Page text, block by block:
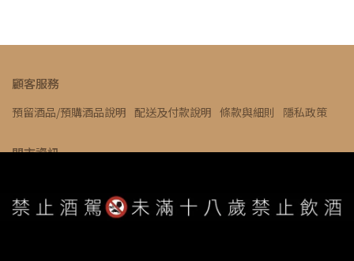
顧客服務
預留酒品/預購酒品說明 配送及付款說明 條款與細則 隱私政策
門市資訊
客服時間：11:00-22:30